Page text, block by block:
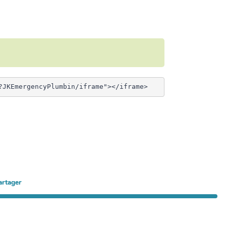
<iframe class="auto-resize" width="100%" scroll="no" frameborder="0" src="https://animagil.net/?JKEmergencyPlumbin/iframe"></iframe>